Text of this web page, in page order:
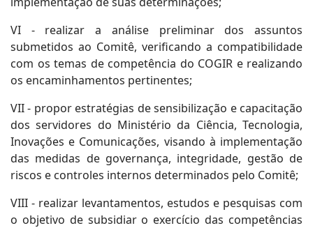
VI - realizar a análise preliminar dos assuntos
submetidos ao Comitê, verificando a compatibilidade
com os temas de competência do COGIR e realizando
os encaminhamentos pertinentes;
VII - propor estratégias de sensibilização e capacitação
dos servidores do Ministério da Ciência, Tecnologia,
Inovações e Comunicações, visando à implementação
das medidas de governança, integridade, gestão de
riscos e controles internos determinados pelo Comitê;
VIII - realizar levantamentos, estudos e pesquisas com
o objetivo de subsidiar o exercício das competências